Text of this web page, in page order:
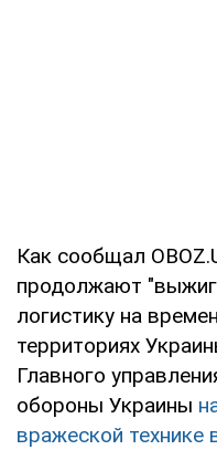
Как сообщал
продолжают
логистику на
территориях
Главного
обороны Украины
вражеской технике